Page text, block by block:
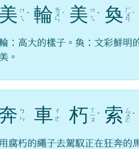
美 ㄇ
ㄟ
ˇ 輪 ㄌ
ㄨ
ㄣ
ˊ 美 ㄇ
ㄟ
ˇ 奐 ㄏ
ㄨ
ㄢ
ˋ
：高大的樣子。奐：文彩鮮明
美。
奔 ㄅ
ㄣ
車 ㄔ
ㄜ
朽 ㄒ
ㄧ
ㄡ
ˇ 索 ㄙ
ㄨ
ㄛ
ˇ
用腐朽的繩子去駕馭正在狂奔的